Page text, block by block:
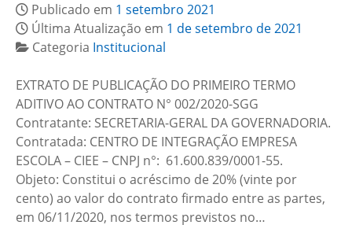
Publicado em 1 setembro 2021
Última Atualização em 1 de setembro de 2021
Categoria Institucional
EXTRATO DE PUBLICAÇÃO DO PRIMEIRO TERMO
ADITIVO AO CONTRATO N° 002/2020-SGG
Contratante: SECRETARIA-GERAL DA GOVERNADORIA.
Contratada: CENTRO DE INTEGRAÇÃO EMPRESA
ESCOLA – CIEE – CNPJ n°: 61.600.839/0001-55.
Objeto: Constitui o acréscimo de 20% (vinte por
cento) ao valor do contrato firmado entre as partes,
em 06/11/2020, nos termos previstos no…